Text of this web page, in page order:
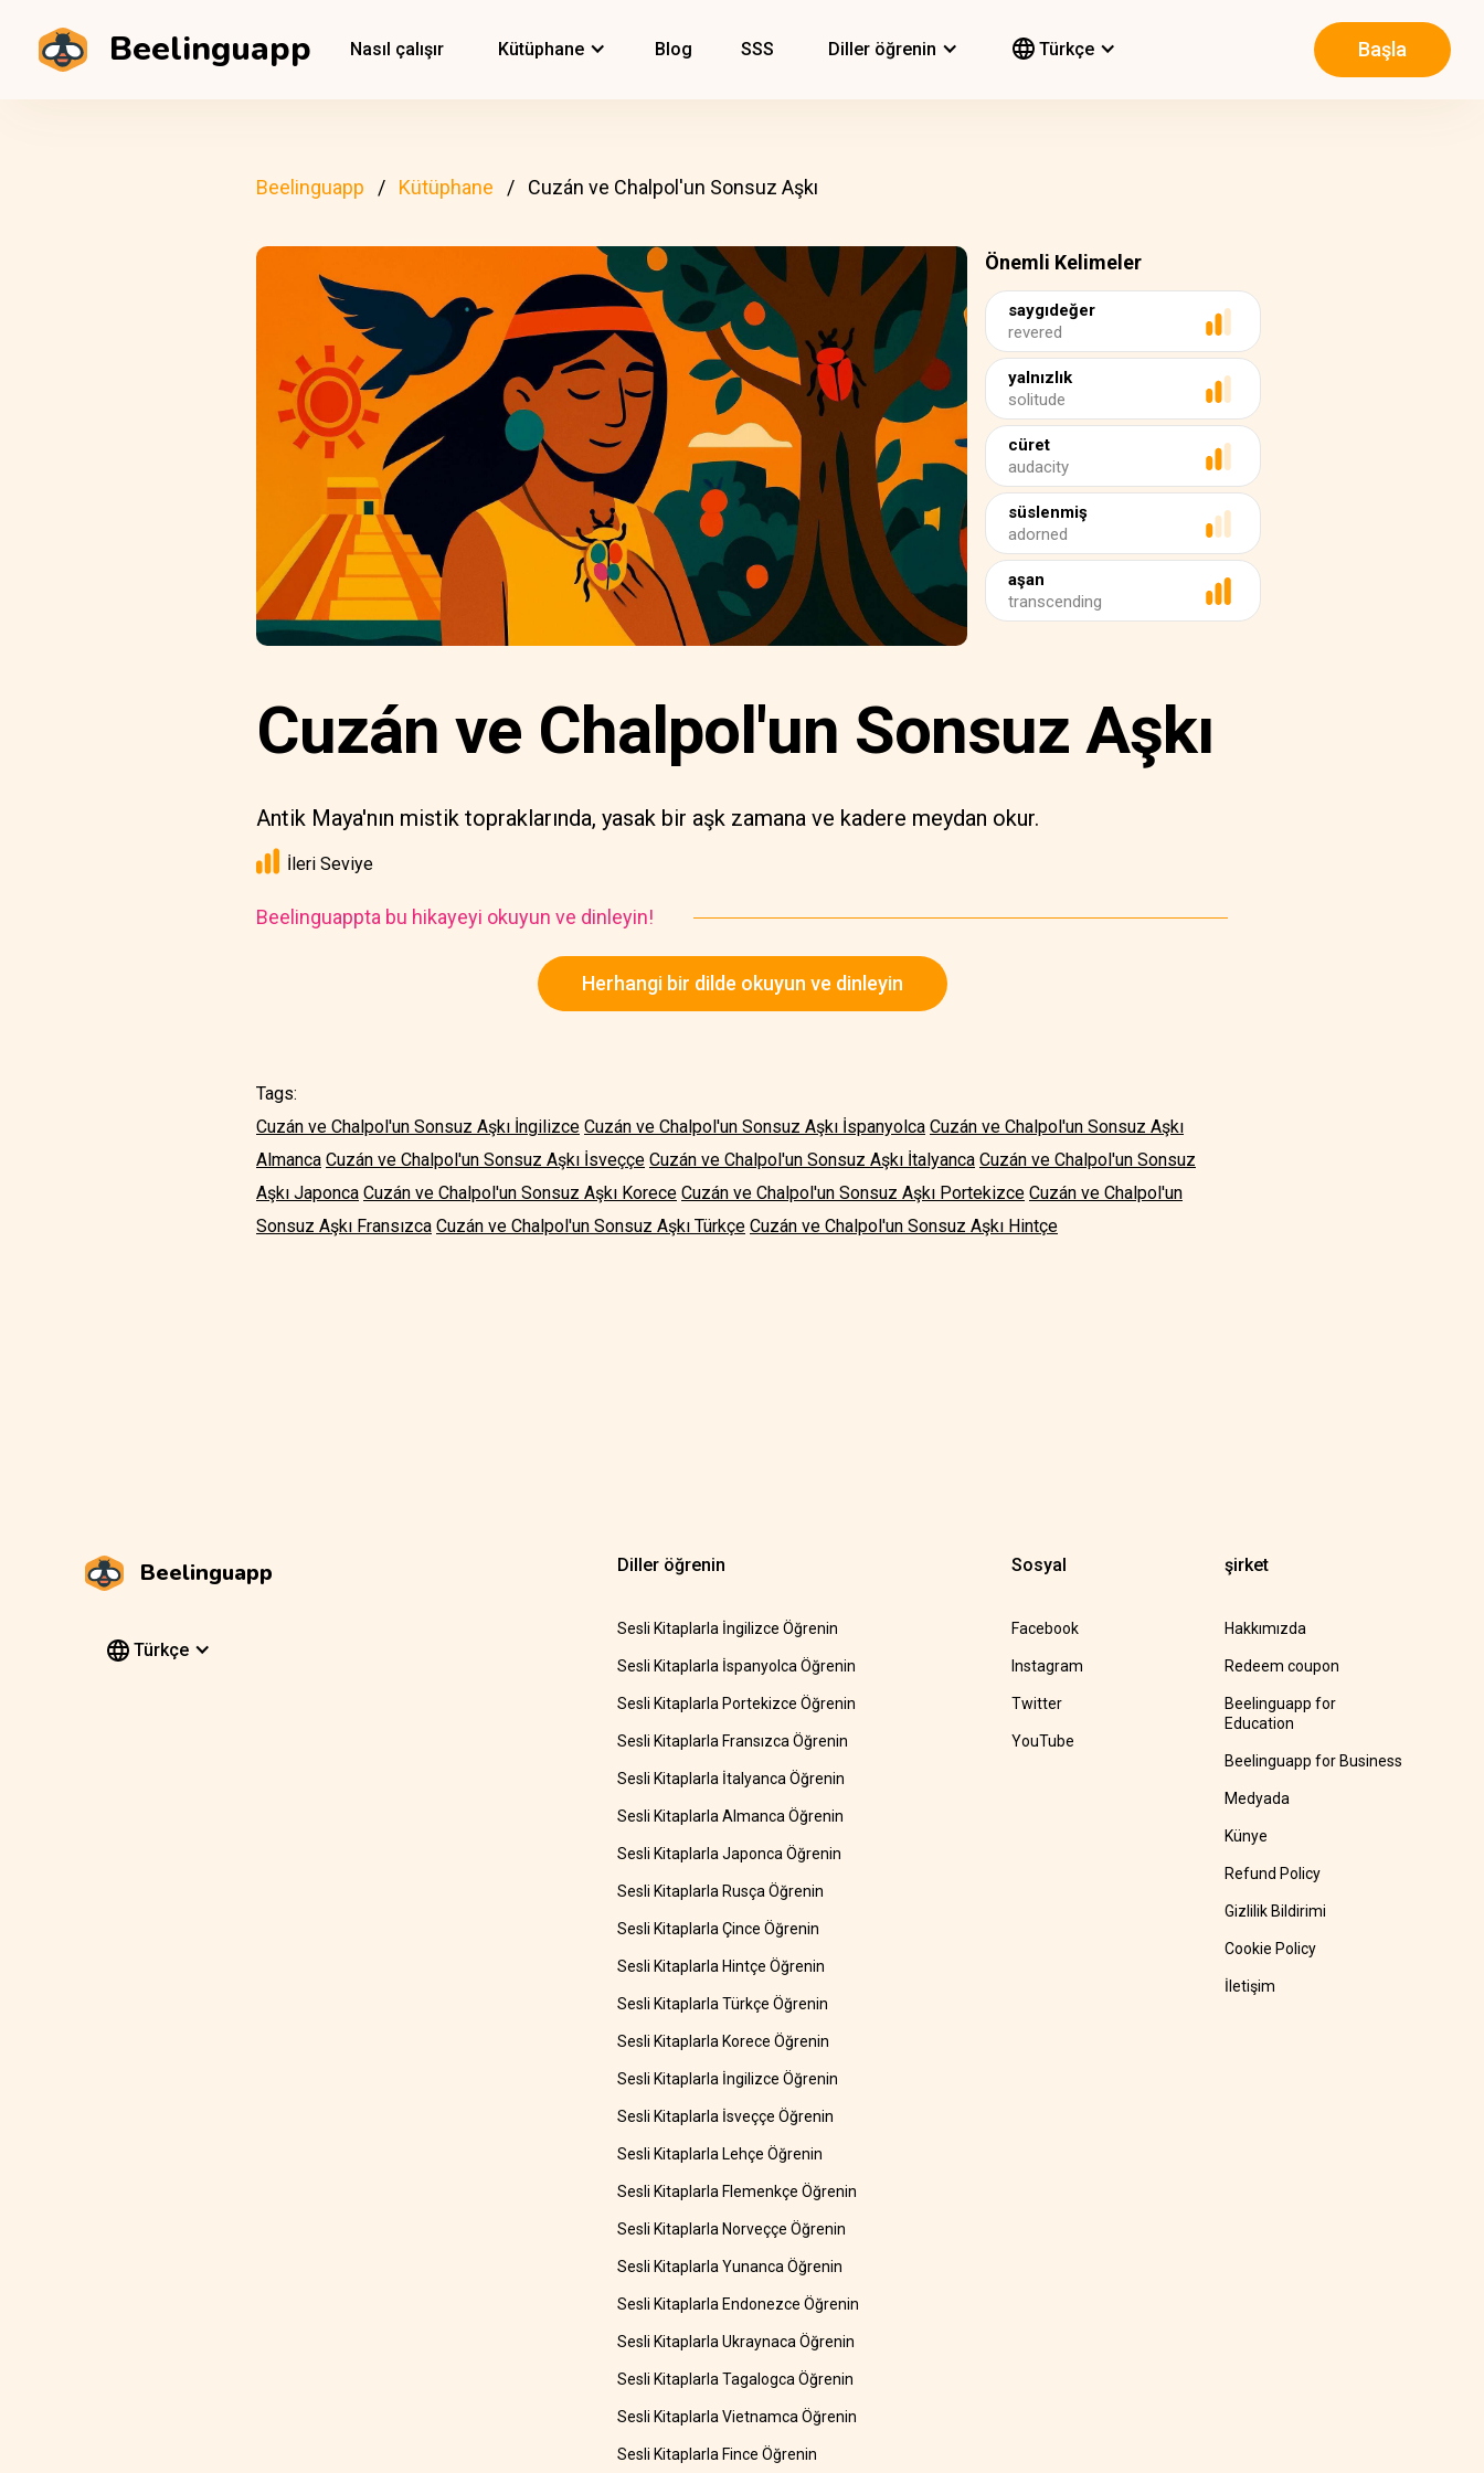
Beelinguapp Nasıl çalışır Kütüphane Blog SSS Diller öğrenin Türkçe Başla
Beelinguapp Kütüphane Cuzán ve Chalpol'un Sonsuz Aşkı
Önemli Kelimeler
saygıdeğer
revered
yalnızlık
solitude
cüret
audacity
süslenmiş
adorned
aşan
transcending
Cuzán ve Chalpol'un Sonsuz Aşkı
Antik Maya'nın mistik topraklarında, yasak bir aşk zamana ve kadere meydan okur.
İleri Seviye
Beelinguappta bu hikayeyi okuyun ve dinleyin!
Herhangi bir dilde okuyun ve dinleyin
Tags:
Cuzán ve Chalpol'un Sonsuz Aşkı İngilizce Cuzán ve Chalpol'un Sonsuz Aşkı İspanyolca Cuzán ve Chalpol'un Sonsuz Aşkı
Almanca Cuzán ve Chalpol'un Sonsuz Aşkı İsveççe Cuzán ve Chalpol'un Sonsuz Aşkı İtalyanca Cuzán ve Chalpol'un Sonsuz
Aşkı Japonca Cuzán ve Chalpol'un Sonsuz Aşkı Korece Cuzán ve Chalpol'un Sonsuz Aşkı Portekizce Cuzán ve Chalpol'un
Sonsuz Aşkı Fransızca Cuzán ve Chalpol'un Sonsuz Aşkı Türkçe Cuzán ve Chalpol'un Sonsuz Aşkı Hintçe
Beelinguapp
Türkçe
Diller öğrenin
Sesli Kitaplarla İngilizce Öğrenin
Sesli Kitaplarla İspanyolca Öğrenin
Sesli Kitaplarla Portekizce Öğrenin
Sesli Kitaplarla Fransızca Öğrenin
Sesli Kitaplarla İtalyanca Öğrenin
Sesli Kitaplarla Almanca Öğrenin
Sesli Kitaplarla Japonca Öğrenin
Sesli Kitaplarla Rusça Öğrenin
Sesli Kitaplarla Çince Öğrenin
Sesli Kitaplarla Hintçe Öğrenin
Sesli Kitaplarla Türkçe Öğrenin
Sesli Kitaplarla Korece Öğrenin
Sesli Kitaplarla İngilizce Öğrenin
Sesli Kitaplarla İsveççe Öğrenin
Sesli Kitaplarla Lehçe Öğrenin
Sesli Kitaplarla Flemenkçe Öğrenin
Sesli Kitaplarla Norveççe Öğrenin
Sesli Kitaplarla Yunanca Öğrenin
Sesli Kitaplarla Endonezce Öğrenin
Sesli Kitaplarla Ukraynaca Öğrenin
Sesli Kitaplarla Tagalogca Öğrenin
Sesli Kitaplarla Vietnamca Öğrenin
Sesli Kitaplarla Fince Öğrenin
Sosyal
Facebook
Instagram
Twitter
YouTube
şirket
Hakkımızda
Redeem coupon
Beelinguapp for
Education
Beelinguapp for Business
Medyada
Künye
Refund Policy
Gizlilik Bildirimi
Cookie Policy
İletişim